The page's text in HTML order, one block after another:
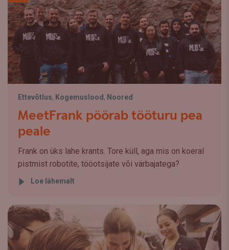
Ettevõtlus, Kogemuslood , Noored
MeetFrank pöörab tööturu pea
peale
Frank on üks lahe krants. Tore küll, aga mis on koeral
pistmist robotite, tööotsijate või värbajatega?
Loe lähemalt